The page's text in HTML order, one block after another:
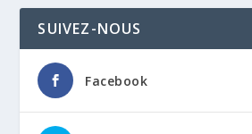
SUIVEZ-NOUS
Facebook